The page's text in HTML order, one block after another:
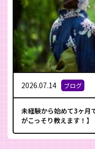
2026.07.14 ブログ
未経験から始めて3ヶ月
がこっそり教えます！】